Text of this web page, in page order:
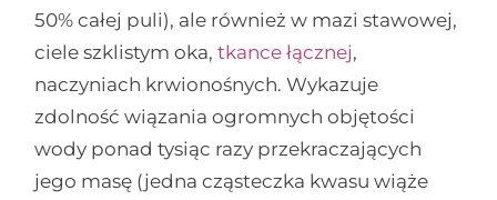
50% całej puli), ale również w mazi stawowej,
ciele szklistym oka,tkance łącznej,
naczyniach krwionośnych. Wykazuje
zdolność wiązania ogromnych objętości
wody ponad tysiąc razy przekraczających
jego masę (jedna cząsteczka kwasu wiąże